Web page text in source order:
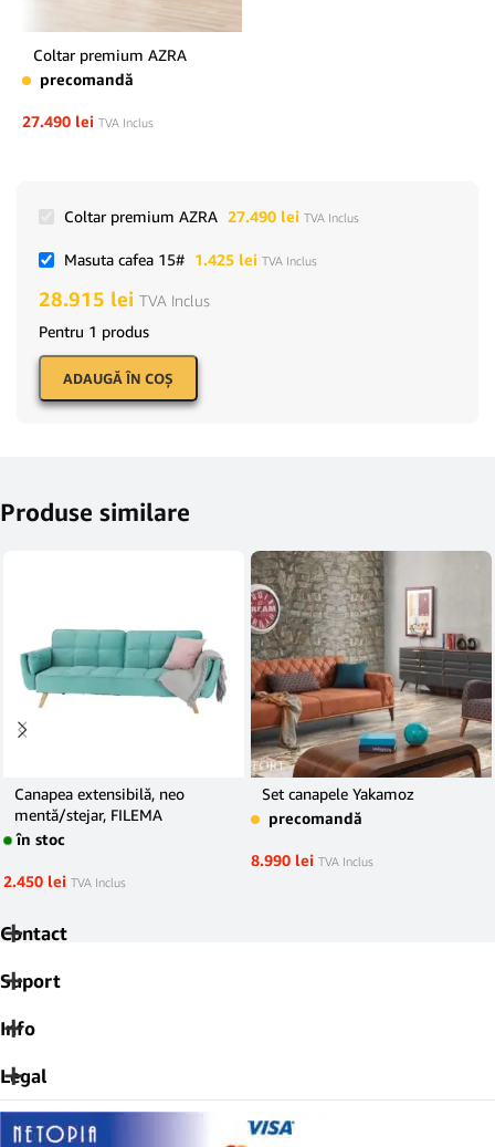
Coltar premium AZRA
precomandă
27.490 lei TVA Inclus
Coltar premium AZRA 27.490 lei TVA Inclus
Masuta cafea 15# 1.425 lei TVA Inclus
28.915 lei TVA Inclus
Pentru 1 produs
ADAUGĂ ÎN COŞ
Produse similare
Canapea extensibilă, neo
mentă/stejar, FILEMA
în stoc
2.450 lei TVA Inclus
Set canapele Yakamoz
precomandă
8.990 lei TVA Inclus
Contact
Suport
Info
Legal